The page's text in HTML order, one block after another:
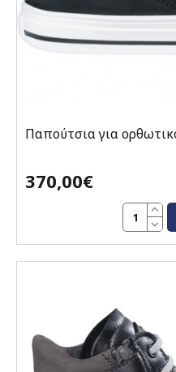
Παπούτσια για
370,00€